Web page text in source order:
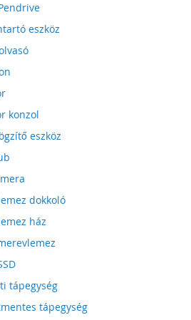
eszköz
konzol
eszköz
dokkoló
ház
tápegység
tápegység